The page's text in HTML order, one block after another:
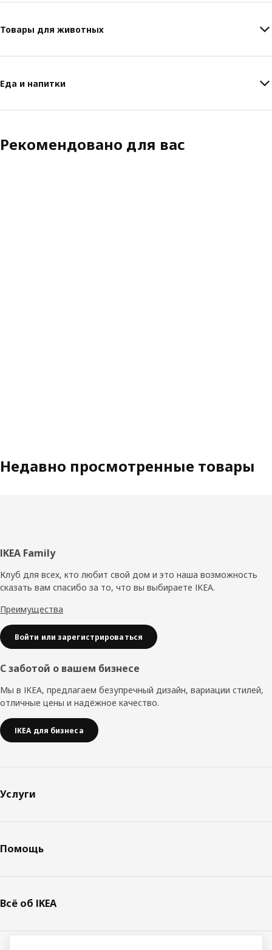
Товары для животных
Еда и напитки
Рекомендовано для вас
Недавно просмотренные товары
Нижний
колонтитул
IKEA Family
Клуб для всех, кто любит свой дом и это наша возможность
сказать вам спасибо за то, что вы выбираете IKEA.
Преимущества
Войти или зарегистрироваться
С заботой о вашем бизнесе
Мы в IKEA, предлагаем безупречный дизайн, вариации стилей,
отличные цены и надёжное качество.
IKEA для бизнеса
Услуги
Помощь
Всё об IKEA